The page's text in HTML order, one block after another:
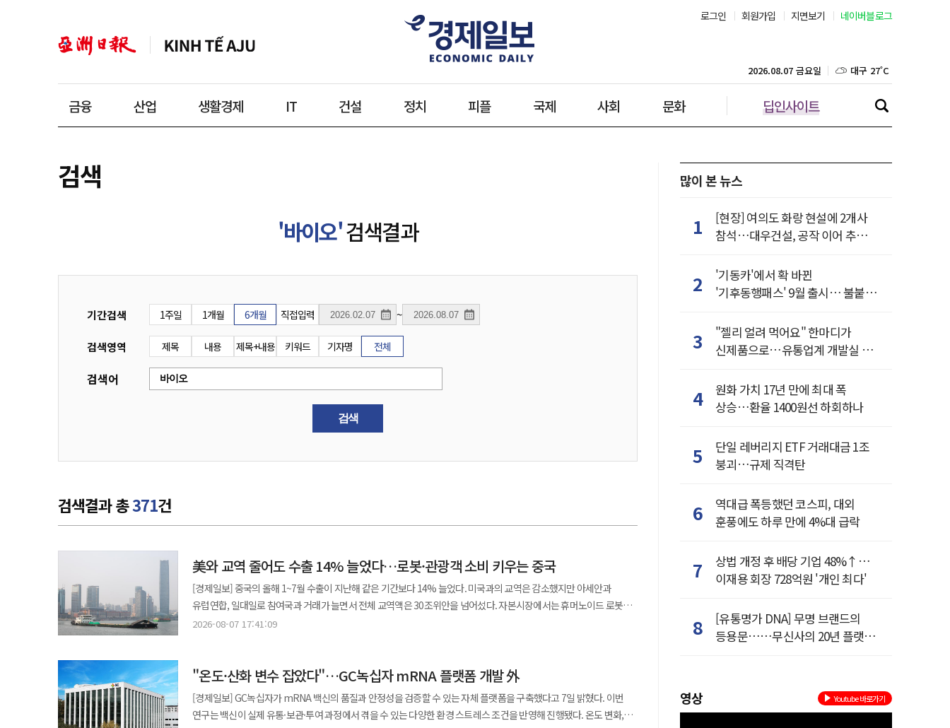
로그인 회원가입 지면보기 네이버블로그
금융 산업 생활경제 IT 건설 정치 피플 국제 사회 문화 딥인사이트
2026.08.07 금요일 대구 27˚C
인천 29˚C
울산 25˚C
검색
'바이오'검색결과
기간검색 1주일 1개월 6개월 직접입력 ~
검색영역 제목 내용 제목+내용 키워드 기자명 전체
검색어
검색
검색결과 총371건
美와 교역 줄어도 수출 14% 늘었다…로봇·관광객 소비 키우는 중국
[경제일보] 중국의 올해 1~7월 수출이 지난해 같은 기간보다 14% 늘었다. 미국과의 교역은 감소했지만 아세안과
유럽연합, 일대일로 참여국과 거래가 늘면서 전체 교역액은 30조위안을 넘어섰다. 자본시장에서는 휴머노이드 로봇
업체 유니트리가 60억위안 넘는 자금을 조달하는 기업공개에 들어갔다. 베이징에서는 외국인 관광객에게 발급한
해관총서에 따르면 올해 1~7월 상품 수출입액은 30조1300억위안으로 지난해 같은 기간보다 17.3% 증가했다. 수출은
17조4400억위안으로 14%, 수입은 12조6900억위안으로 22% 늘었다. 7월 한 달간 수출입액은 4조6600억위안으로
전년 동월보다 19.2% 증가했다. 수출은 17.8%, 수입은 21.2% 늘었다. 월간 교역액은 지난 3월부터 5개월 연속
4조위안을 웃돌았다. 교역 상대별 실적은 엇갈렸다. 아세안과의 교역은 지난해 같은 기간보다 20% 늘었고
2026-08-07 17:41:09
"온도·산화 변수 잡았다"…GC녹십자 mRNA 플랫폼 개발 外
[경제일보] GC녹십자가 mRNA 백신의 품질과 안정성을 검증할 수 있는 자체 플랫폼을 구축했다고 7일 밝혔다. 이번
연구는 백신이 실제 유통·보관·투여 과정에서 겪을 수 있는 다양한 환경 스트레스 조건을 반영해 진행됐다. 온도 변화,
많이 본 뉴스
1
[현장] 여의도 화랑 현설에 2개사
참석…대우건설, 공작 이어 추가
2
'기동카'에서 확 바뀐
'기후동행패스' 9월 출시… 불붙은
3
"젤리 얼려 먹어요" 한마디가
신제품으로…유통업계 개발실 된
4
원화 가치 17년 만에 최대 폭
상승…환율 1400원선 하회하나
5
단일 레버리지 ETF 거래대금 1조
붕괴…규제 직격탄
6
역대급 폭등했던 코스피, 대외
훈풍에도 하루 만에 4%대 급락
7
상법 개정 후 배당 기업 48%↑…
이재용 회장 728억원 '개인 최다'
8
[유통명가 DNA] 무명 브랜드의
등용문……무신사의 20년 플랫폼
영상 Youtube 바로가기